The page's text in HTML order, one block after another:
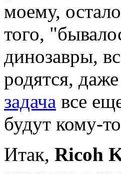
моему,
того,
динозавры,
родятся,
задача все
будут кому-
Итак, Ricoh